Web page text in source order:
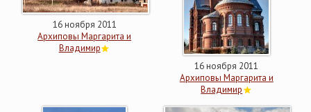
16 ноября 2011
Архиповы Маргарита и
Владимир
16 ноября 2011
Архиповы Маргарита и
Владимир